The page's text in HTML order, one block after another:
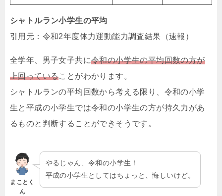
シャトルラン小学生の平均
引用元：令和2年度体力運動能力調査結果（速報）
全学年、男子女子共に令和の小学生の平均回数の方が
上回っていることがわかります。
シャトルランの平均回数から考える限り、令和の小学
生と平成の小学生では令和の小学生の方が持久力があ
るものと判断することができそうです。
まことく
ん
やるじゃん、令和の小学生！
平成の小学生としてはちょっと、悔しいけど。